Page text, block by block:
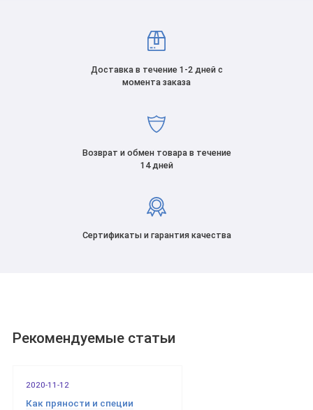
Доставка в течение 1-2 дней с
момента заказа
Возврат и обмен товара в течение
14 дней
Сертификаты и гарантия качества
Рекомендуемые статьи
2020-11-12
Как пряности и специи